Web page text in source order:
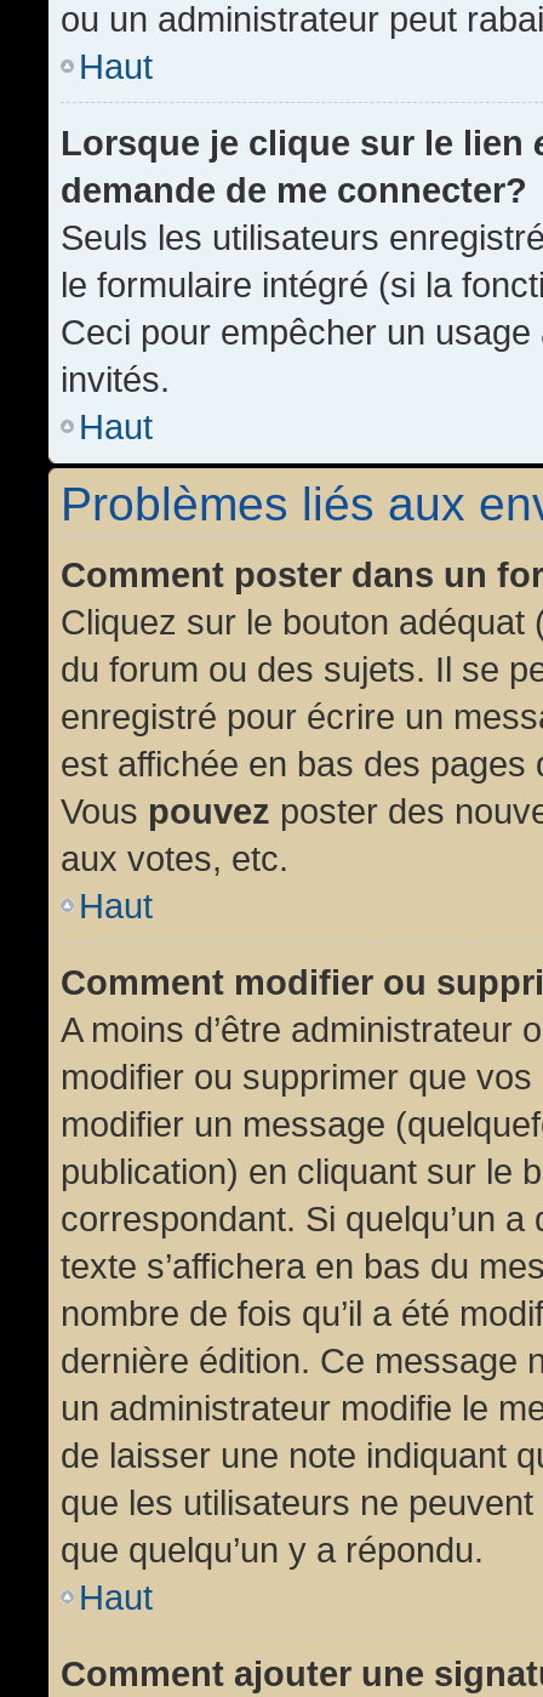
ou un administrateur peut
Haut
Lorsque je clique sur le lien
demande de me connecter?
Seuls les utilisateurs
le formulaire intégré (si la
Ceci pour empêcher un
invités.
Haut
Problèmes liés aux
Comment poster dans un
Cliquez sur le bouton
du forum ou des sujets. Il se
enregistré pour écrire un
est affichée en bas des
Vous pouvez poster des
aux votes, etc.
Haut
Comment modifier ou
A moins d’être administrateur
modifier ou supprimer que
modifier un message
publication) en cliquant sur le
correspondant. Si quelqu’un
texte s’affichera en bas du
nombre de fois qu’il a été
dernière édition. Ce message
un administrateur modifie le
de laisser une note indiquant
que les utilisateurs ne
que quelqu’un y a répondu.
Haut
Comment ajouter une